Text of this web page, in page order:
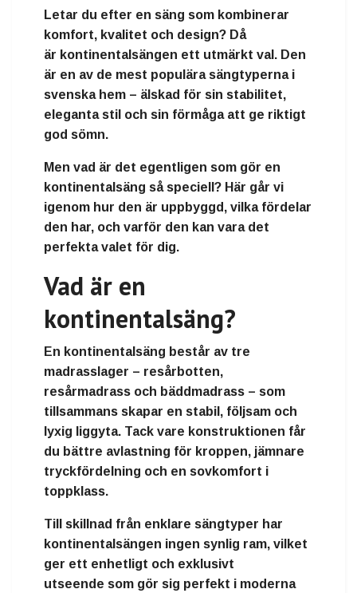
Letar du efter en säng som kombinerar
komfort, kvalitet och design? Då
är kontinentalsängen ett utmärkt val. Den
är en av de mest populära sängtyperna i
svenska hem – älskad för sin stabilitet,
eleganta stil och sin förmåga att ge riktigt
god sömn.
Men vad är det egentligen som gör en
kontinentalsäng så speciell? Här går vi
igenom hur den är uppbyggd, vilka fördelar
den har, och varför den kan vara det
perfekta valet för dig.
Vad är en
kontinentalsäng?
En kontinentalsäng består av tre
madrasslager – resårbotten,
resårmadrass och bäddmadrass – som
tillsammans skapar en stabil, följsam och
lyxig liggyta. Tack vare konstruktionen får
du bättre avlastning för kroppen, jämnare
tryckfördelning och en sovkomfort i
toppklass.
Till skillnad från enklare sängtyper har
kontinentalsängen ingen synlig ram, vilket
ger ett enhetligt och exklusivt
utseende som gör sig perfekt i moderna